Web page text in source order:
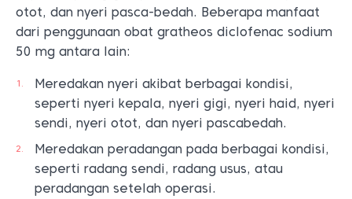
otot, dan nyeri pasca-bedah. Beberapa manfaat
dari penggunaan obat gratheos diclofenac sodium
50 mg antara lain:
Meredakan nyeri akibat berbagai kondisi,
seperti nyeri kepala, nyeri gigi, nyeri haid, nyeri
sendi, nyeri otot, dan nyeri pascabedah.
Meredakan peradangan pada berbagai kondisi,
seperti radang sendi, radang usus, atau
peradangan setelah operasi.